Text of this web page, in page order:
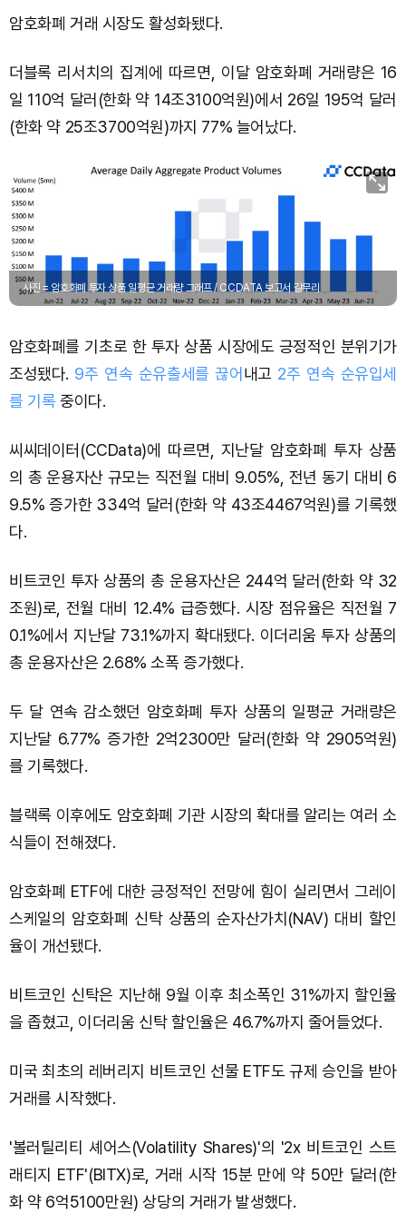
암호화폐 거래 시장도 활성화됐다.
더블록 리서치의 집계에 따르면, 이달 암호화폐 거래량은 16
일 110억 달러(한화 약 14조3100억원)에서 26일 195억 달러
(한화 약 25조3700억원)까지 77% 늘어났다.
사진 = 암호화폐 투자 상품 일평균 거래량 그래프 / CCDATA 보고서 갈무리
암호화폐를 기초로 한 투자 상품 시장에도 긍정적인 분위기가
조성됐다. 9주 연속 순유출세를 끊어 내고 2주 연속 순유입세
를 기록 중이다.
씨씨데이터(CCData)에 따르면, 지난달 암호화폐 투자 상품
의 총 운용자산 규모는 직전월 대비 9.05%, 전년 동기 대비 6
9.5% 증가한 334억 달러(한화 약 43조4467억원)를 기록했
다.
비트코인 투자 상품의 총 운용자산은 244억 달러(한화 약 32
조원)로, 전월 대비 12.4% 급증했다. 시장 점유율은 직전월 7
0.1%에서 지난달 73.1%까지 확대됐다. 이더리움 투자 상품의
총 운용자산은 2.68% 소폭 증가했다.
두 달 연속 감소했던 암호화폐 투자 상품의 일평균 거래량은
지난달 6.77% 증가한 2억2300만 달러(한화 약 2905억원)
를 기록했다.
블랙록 이후에도 암호화폐 기관 시장의 확대를 알리는 여러 소
식들이 전해졌다.
암호화폐 ETF에 대한 긍정적인 전망에 힘이 실리면서 그레이
스케일의 암호화폐 신탁 상품의 순자산가치(NAV) 대비 할인
율이 개선됐다.
비트코인 신탁은 지난해 9월 이후 최소폭인 31%까지 할인율
을 좁혔고, 이더리움 신탁 할인율은 46.7%까지 줄어들었다.
미국 최초의 레버리지 비트코인 선물 ETF도 규제 승인을 받아
거래를 시작했다.
'볼러틸리티 셰어스(Volatility Shares)'의 '2x 비트코인 스트
래티지 ETF'(BITX)로, 거래 시작 15분 만에 약 50만 달러(한
화 약 6억5100만원) 상당의 거래가 발생했다.